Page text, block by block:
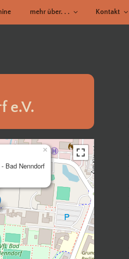
mehr über. . . Kontakt
e.V.
Bad Nenndorf
×